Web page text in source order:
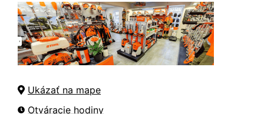
Ukázať na mape
Otváracie hodiny